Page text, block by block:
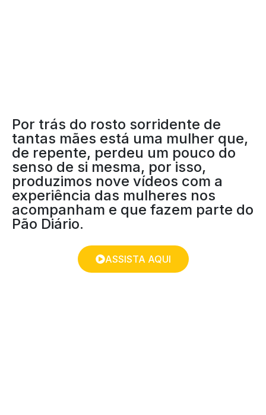
Por trás do rosto sorridente de
tantas mães está uma mulher que,
de repente, perdeu um pouco do
senso de si mesma, por isso,
produzimos nove vídeos com a
experiência das mulheres nos
acompanham e que fazem parte do
Pão Diário.
ASSISTA AQUI